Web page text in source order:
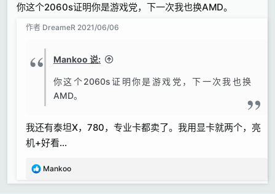
你这个2060s证明你是游戏党，下一次我也换AMD。
作者 DreameR 2021/06/06
Mankoo 说:
你这个2060s证明你是游戏党，下一次我也换
AMD。
我还有泰坦X，780，专业卡都卖了。我用显卡就两个，亮
机+好看…
反Mankoo